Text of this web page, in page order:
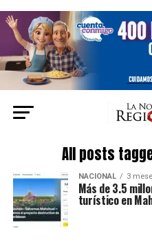
All posts
NACIONAL 3
Más de 3.5
turístico en